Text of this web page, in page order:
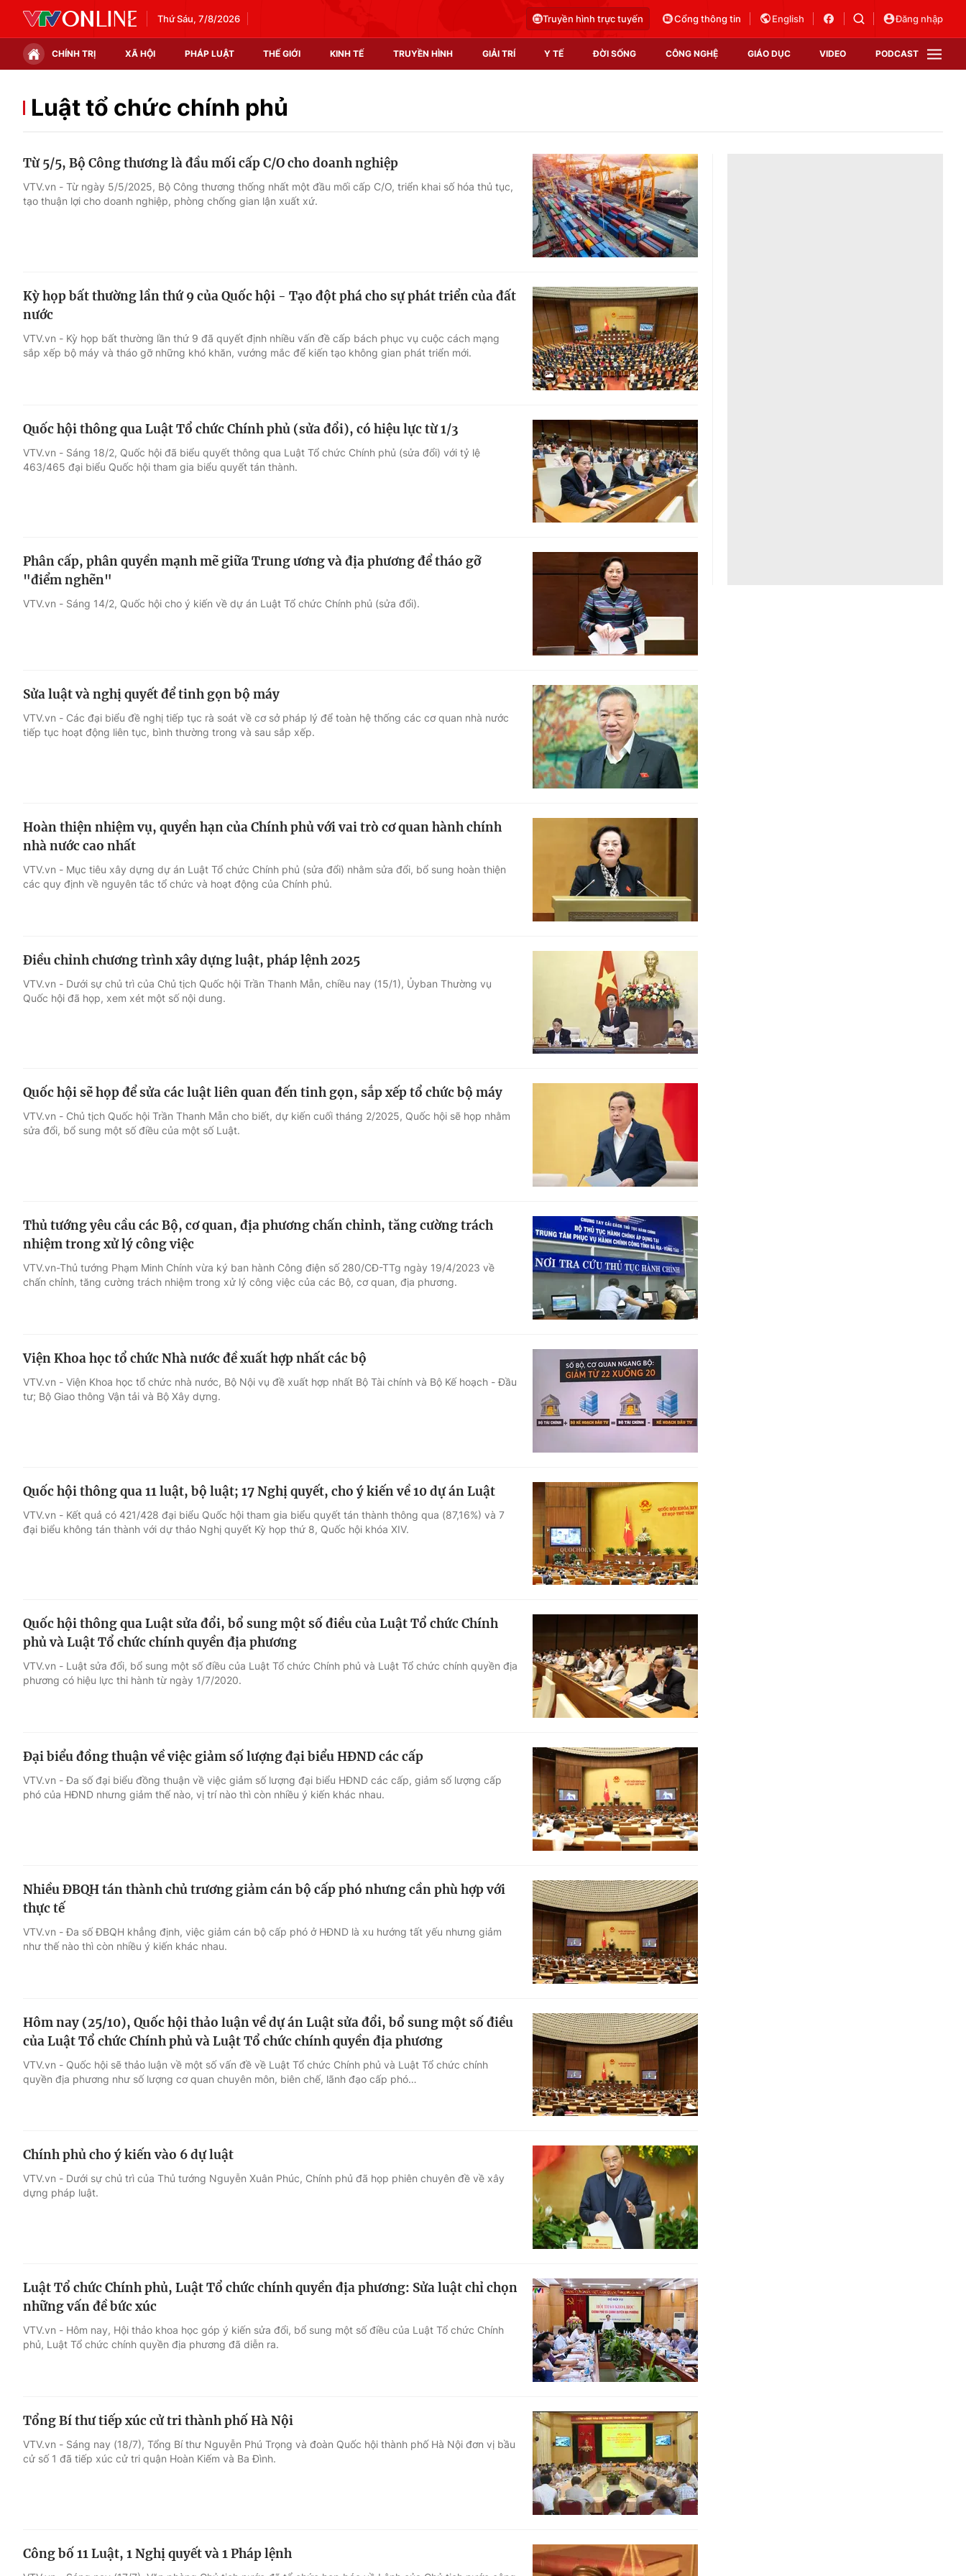
Thứ Sáu, 7/8/2026 Truyền hình trực tuyến Cổng thông tin English Đăng nhập
CHÍNH TRỊ XÃ HỘI PHÁP LUẬT THẾ GIỚI KINH TẾ TRUYỀN HÌNH GIẢI TRÍ Y TẾ ĐỜI SỐNG CÔNG NGHỆ GIÁO DỤC VIDEO PODCAST
Chính trị Xã hội
Thế giới đó đây
Thị trường
Video
Shorts video
Podcast
EMagazine
Photo
Infographic
Góc ảnh
Điện ảnh
Âm nhạc
Sao
Du lịch
Làm đẹp
Chất lượng cuộc sống
Tuyển sinh
Học trực tuyến
Công nghệ
Hitech Công nghệ tương lai
Sản phẩm
Thị trường
Tư vấn
VTV Sức khoẻ
Luật tổ chức chính phủ
Từ 5/5, Bộ Công thương là đầu mối cấp C/O cho doanh nghiệp
VTV.vn - Từ ngày 5/5/2025, Bộ Công thương thống nhất một đầu mối cấp C/O, triển khai số hóa thủ tục,
tạo thuận lợi cho doanh nghiệp, phòng chống gian lận xuất xứ.
Kỳ họp bất thường lần thứ 9 của Quốc hội - Tạo đột phá cho sự phát triển của đất
nước
VTV.vn - Kỳ họp bất thường lần thứ 9 đã quyết định nhiều vấn đề cấp bách phục vụ cuộc cách mạng
sắp xếp bộ máy và tháo gỡ những khó khăn, vướng mắc để kiến tạo không gian phát triển mới.
Quốc hội thông qua Luật Tổ chức Chính phủ (sửa đổi), có hiệu lực từ 1/3
VTV.vn - Sáng 18/2, Quốc hội đã biểu quyết thông qua Luật Tổ chức Chính phủ (sửa đổi) với tỷ lệ
463/465 đại biểu Quốc hội tham gia biểu quyết tán thành.
Phân cấp, phân quyền mạnh mẽ giữa Trung ương và địa phương để tháo gỡ
"điểm nghẽn"
VTV.vn - Sáng 14/2, Quốc hội cho ý kiến về dự án Luật Tổ chức Chính phủ (sửa đổi).
Sửa luật và nghị quyết để tinh gọn bộ máy
VTV.vn - Các đại biểu đề nghị tiếp tục rà soát về cơ sở pháp lý để toàn hệ thống các cơ quan nhà nước
tiếp tục hoạt động liên tục, bình thường trong và sau sắp xếp.
Hoàn thiện nhiệm vụ, quyền hạn của Chính phủ với vai trò cơ quan hành chính
nhà nước cao nhất
VTV.vn - Mục tiêu xây dựng dự án Luật Tổ chức Chính phủ (sửa đổi) nhằm sửa đổi, bổ sung hoàn thiện
các quy định về nguyên tắc tổ chức và hoạt động của Chính phủ.
Điều chỉnh chương trình xây dựng luật, pháp lệnh 2025
VTV.vn - Dưới sự chủ trì của Chủ tịch Quốc hội Trần Thanh Mẫn, chiều nay (15/1), Ủyban Thường vụ
Quốc hội đã họp, xem xét một số nội dung.
Quốc hội sẽ họp để sửa các luật liên quan đến tinh gọn, sắp xếp tổ chức bộ máy
VTV.vn - Chủ tịch Quốc hội Trần Thanh Mẫn cho biết, dự kiến cuối tháng 2/2025, Quốc hội sẽ họp nhằm
sửa đổi, bổ sung một số điều của một số Luật.
Thủ tướng yêu cầu các Bộ, cơ quan, địa phương chấn chỉnh, tăng cường trách
nhiệm trong xử lý công việc
VTV.vn-Thủ tướng Phạm Minh Chính vừa ký ban hành Công điện số 280/CĐ-TTg ngày 19/4/2023 về
chấn chỉnh, tăng cường trách nhiệm trong xử lý công việc của các Bộ, cơ quan, địa phương.
Viện Khoa học tổ chức Nhà nước đề xuất hợp nhất các bộ
VTV.vn - Viện Khoa học tổ chức nhà nước, Bộ Nội vụ đề xuất hợp nhất Bộ Tài chính và Bộ Kế hoạch - Đầu
tư; Bộ Giao thông Vận tải và Bộ Xây dựng.
Quốc hội thông qua 11 luật, bộ luật; 17 Nghị quyết, cho ý kiến về 10 dự án Luật
VTV.vn - Kết quả có 421/428 đại biểu Quốc hội tham gia biểu quyết tán thành thông qua (87,16%) và 7
đại biểu không tán thành với dự thảo Nghị quyết Kỳ họp thứ 8, Quốc hội khóa XIV.
Quốc hội thông qua Luật sửa đổi, bổ sung một số điều của Luật Tổ chức Chính
phủ và Luật Tổ chức chính quyền địa phương
VTV.vn - Luật sửa đổi, bổ sung một số điều của Luật Tổ chức Chính phủ và Luật Tổ chức chính quyền địa
phương có hiệu lực thi hành từ ngày 1/7/2020.
Đại biểu đồng thuận về việc giảm số lượng đại biểu HĐND các cấp
VTV.vn - Đa số đại biểu đồng thuận về việc giảm số lượng đại biểu HĐND các cấp, giảm số lượng cấp
phó của HĐND nhưng giảm thế nào, vị trí nào thì còn nhiều ý kiến khác nhau.
Nhiều ĐBQH tán thành chủ trương giảm cán bộ cấp phó nhưng cần phù hợp với
thực tế
VTV.vn - Đa số ĐBQH khẳng định, việc giảm cán bộ cấp phó ở HĐND là xu hướng tất yếu nhưng giảm
như thế nào thì còn nhiều ý kiến khác nhau.
Hôm nay (25/10), Quốc hội thảo luận về dự án Luật sửa đổi, bổ sung một số điều
của Luật Tổ chức Chính phủ và Luật Tổ chức chính quyền địa phương
VTV.vn - Quốc hội sẽ thảo luận về một số vấn đề về Luật Tổ chức Chính phủ và Luật Tổ chức chính
quyền địa phương như số lượng cơ quan chuyên môn, biên chế, lãnh đạo cấp phó…
Chính phủ cho ý kiến vào 6 dự luật
VTV.vn - Dưới sự chủ trì của Thủ tướng Nguyễn Xuân Phúc, Chính phủ đã họp phiên chuyên đề về xây
dựng pháp luật.
Luật Tổ chức Chính phủ, Luật Tổ chức chính quyền địa phương: Sửa luật chỉ chọn
những vấn đề bức xúc
VTV.vn - Hôm nay, Hội thảo khoa học góp ý kiến sửa đổi, bổ sung một số điều của Luật Tổ chức Chính
phủ, Luật Tổ chức chính quyền địa phương đã diễn ra.
Tổng Bí thư tiếp xúc cử tri thành phố Hà Nội
VTV.vn - Sáng nay (18/7), Tổng Bí thư Nguyễn Phú Trọng và đoàn Quốc hội thành phố Hà Nội đơn vị bầu
cử số 1 đã tiếp xúc cử tri quận Hoàn Kiếm và Ba Đình.
Công bố 11 Luật, 1 Nghị quyết và 1 Pháp lệnh